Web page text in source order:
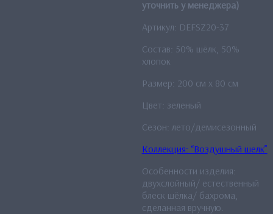
уточнить у менеджера)
Артикул: DEFSZ20-37
Состав: 50% шёлк, 50%
хлопок
Размер: 200 см x 80 см
Цвет: зеленый
Сезон: лето/демисезонный
Коллекция: “Воздушный шелк”
Особенности изделия:
двухслойный/ естественный
блеск шёлка/ бахрома,
сделанная вручную.